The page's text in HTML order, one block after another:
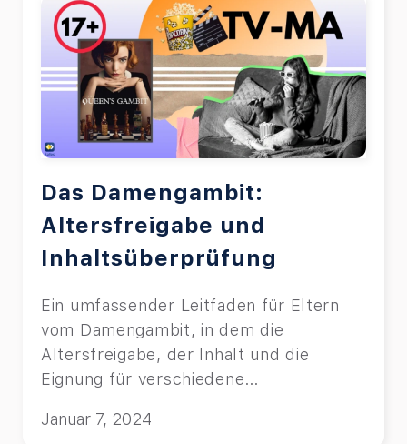
Das Damengambit:
Altersfreigabe und
Inhaltsüberprüfung
Ein umfassender Leitfaden für Eltern
vom Damengambit, in dem die
Altersfreigabe, der Inhalt und die
Eignung für verschiedene
Januar 7, 2024